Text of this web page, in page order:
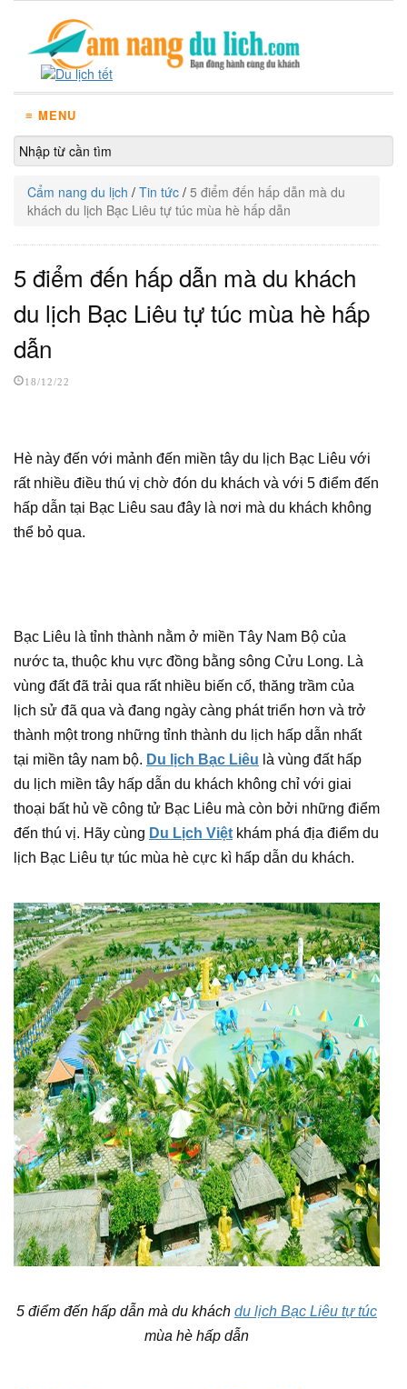
≡ MENU
Cẩm nang du lịch / Tin tức / 5 điểm đến hấp dẫn mà du
khách du lịch Bạc Liêu tự túc mùa hè hấp dẫn
5 điểm đến hấp dẫn mà du khách
du lịch Bạc Liêu tự túc mùa hè hấp
dẫn
18/12/22
Hè này đến với mảnh đến miền tây du lịch Bạc Liêu với
rất nhiều điều thú vị chờ đón du khách và với 5 điểm đến
hấp dẫn tại Bạc Liêu sau đây là nơi mà du khách không
thể bỏ qua.
Bạc Liêu là tỉnh thành nằm ở miền Tây Nam Bộ của
nước ta, thuộc khu vực đồng bằng sông Cửu Long. Là
vùng đất đã trải qua rất nhiều biến cố, thăng trầm của
lịch sử đã qua và đang ngày càng phát triển hơn và trở
thành một trong những tỉnh thành du lịch hấp dẫn nhất
tại miền tây nam bộ. Du lịch Bạc Liêu là vùng đất hấp
du lịch miền tây hấp dẫn du khách không chỉ với giai
thoại bất hủ về công tử Bạc Liêu mà còn bởi những điểm
đến thú vị. Hãy cùng Du Lịch Việt khám phá địa điểm du
lịch Bạc Liêu tự túc mùa hè cực kì hấp dẫn du khách.
5 điểm đến hấp dẫn mà du khách du lịch Bạc Liêu tự túc
mùa hè hấp dẫn